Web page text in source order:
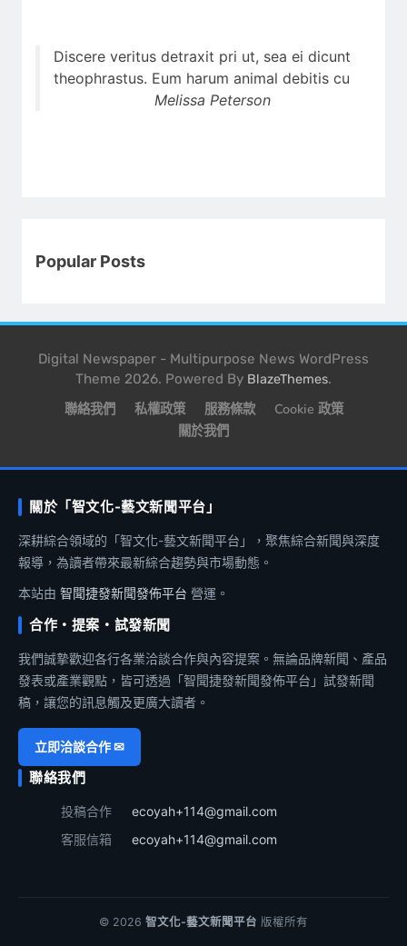
Discere veritus detraxit pri ut, sea ei dicunt
theophrastus. Eum harum animal debitis cu
Melissa Peterson
Popular Posts
Digital Newspaper - Multipurpose News WordPress
Theme 2026. Powered By BlazeThemes.
聯絡我們 私權政策 服務條款
Cookie 政策
關於我們
關於「智文化-藝文新聞平台」
深耕綜合領域的「智文化-藝文新聞平台」，聚焦綜合新聞與深度
報導，為讀者帶來最新綜合趨勢與市場動態。
本站由 智聞捷發新聞發佈平台 營運。
合作・提案・試發新聞
我們誠摯歡迎各行各業洽談合作與內容提案。無論品牌新聞、產品
發表或產業觀點，皆可透過「智聞捷發新聞發佈平台」試發新聞
稿，讓您的訊息觸及更廣大讀者。
立即洽談合作 ✉
聯絡我們
投稿合作
ecoyah+114@gmail.com
客服信箱
ecoyah+114@gmail.com
© 2026 智文化-藝文新聞平台 版權所有